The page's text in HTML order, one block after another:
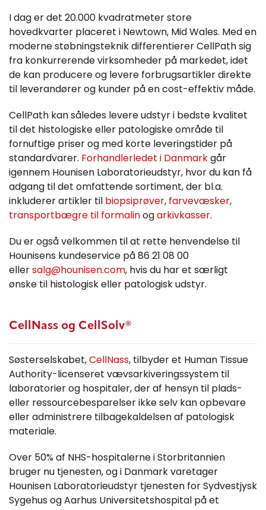
I dag er det 20.000 kvadratmeter store
hovedkvarter placeret i Newtown, Mid Wales. Med en
moderne støbningsteknik differentierer CellPath sig
fra konkurrerende virksomheder på markedet, idet
de kan producere og levere forbrugsartikler direkte
til leverandører og kunder på en cost-effektiv måde.
CellPath kan således levere udstyr i bedste kvalitet
til det histologiske eller patologiske område til
fornuftige priser og med korte leveringstider på
standardvarer. Forhandlerledet i Danmarkgår
igennem Hounisen Laboratorieudstyr, hvor du kan få
adgang til det omfattende sortiment, der bl.a.
inkluderer artikler til biopsiprøver, farvevæsker,
transportbægre til formalinogarkivkasser.
Du er også velkommen til at rette henvendelse til
Hounisens kundeservice på 86 21 08 00
ellersalg@hounisen.com, hvis du har et særligt
ønske til histologisk eller patologisk udstyr.
CellNass og CellSolv®
Søsterselskabet,CellNass, tilbyder et Human Tissue
Authority-licenseret vævsarkiveringssystem til
laboratorier og hospitaler, der af hensyn til plads-
eller ressourcebesparelser ikke selv kan opbevare
eller administrere tilbagekaldelsen af patologisk
materiale.
Over 50% af NHS-hospitalerne i Storbritannien
bruger nu tjenesten, og i Danmark varetager
Hounisen Laboratorieudstyr tjenesten for Sydvestjysk
Sygehus og Aarhus Universitetshospital på et